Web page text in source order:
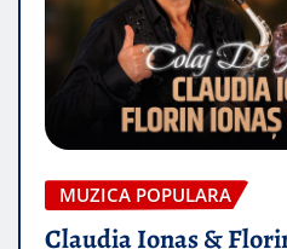
MUZICA POPULARA
Claudia Ionas &